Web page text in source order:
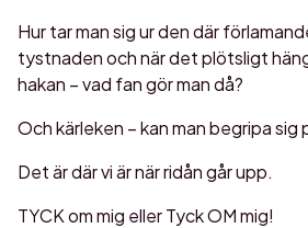
Hur tar man sig ur den där
tystnaden och när det plötsligt
hakan – vad fan gör man då?
Och kärleken – kan man begripa sig
Det är där vi är när ridån går upp.
TYCK om mig eller Tyck OM mig!